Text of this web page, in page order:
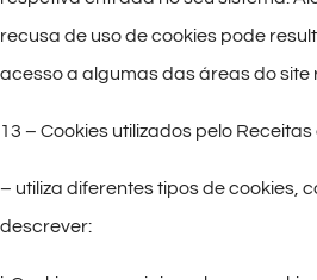
recusa de uso de cookies pode
acesso a algumas das áreas do site
13 – Cookies utilizados pelo
– utiliza diferentes tipos de cookies,
descrever: